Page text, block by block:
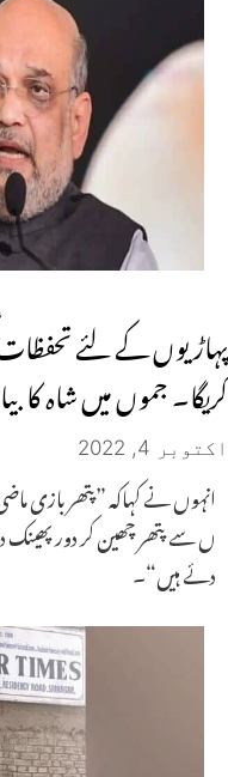
پہاڑیوں کے لئے تحفظات
کریگا۔ جموں میں شاہ کا
اکتوبر 4, 2022
انہوں نے کہاکہ ”پتھر بازی
ں سے پتھر چھین کر دور
دئے ہیں“۔